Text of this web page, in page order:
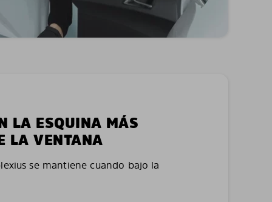
LA ESQUINA MÁS
LA VENTANA
se mantiene cuando bajo la